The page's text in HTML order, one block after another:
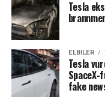
Tesla
ELBILER
Tesla
fake